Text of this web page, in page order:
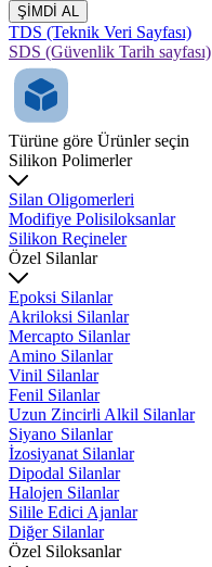
ŞİMDİ AL
TDS (Teknik Veri Sayfası)
SDS (Güvenlik Tarih sayfası)
Türüne göre Ürünler seçin
Silikon Polimerler
Silan Oligomerleri
Modifiye Polisiloksanlar
Silikon Reçineler
Özel Silanlar
Epoksi Silanlar
Akriloksi Silanlar
Mercapto Silanlar
Amino Silanlar
Vinil Silanlar
Fenil Silanlar
Uzun Zincirli Alkil Silanlar
Siyano Silanlar
İzosiyanat Silanlar
Dipodal Silanlar
Halojen Silanlar
Silile Edici Ajanlar
Diğer Silanlar
Özel Siloksanlar